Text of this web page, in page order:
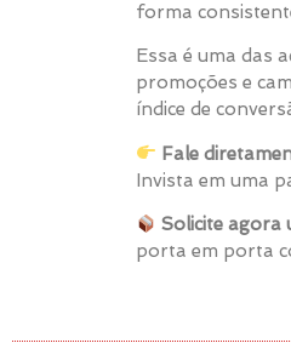
forma
Essa é uma das
promoções e
índice de
Fale
Invista em uma
Solicite agora
porta em porta